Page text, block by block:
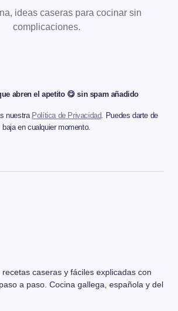
ideas caseras para cocinar sin
complicaciones.
abren el apetito 😋 sin spam añadido
nuestra Política de Privacidad. Puedes darte de
baja en cualquier momento.
caseras y fáciles explicadas con
a paso. Cocina gallega, española y del